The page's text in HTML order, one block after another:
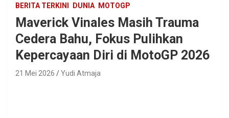
BERITA TERKINI DUNIA MOTOGP
Maverick Vinales Masih Trauma
Cedera Bahu, Fokus Pulihkan
Kepercayaan Diri di MotoGP 2026
21 Mei 2026 Yudi Atmaja